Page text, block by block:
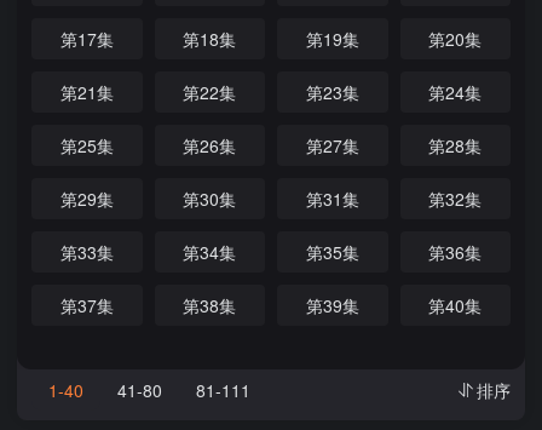
第17集 第18集 第19集 第20集
第21集 第22集 第23集 第24集
第25集 第26集 第27集 第28集
第29集 第30集 第31集 第32集
第33集 第34集 第35集 第36集
第37集 第38集 第39集 第40集
1-40 41-80 81-111 排序